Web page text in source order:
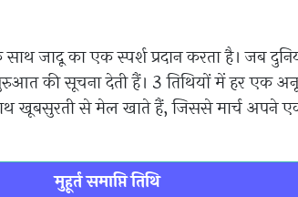
साथ जादू का एक स्पर्श प्रदान करता है। जब
की सूचना देती हैं। 3 तिथियों में हर एक
खूबसुरती से मेल खाते हैं, जिससे मार्च अपने
मुहूर्त समाप्ति तिथि